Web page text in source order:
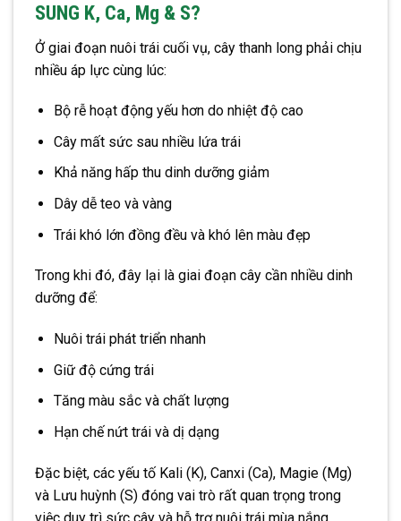
SUNG K, Ca, Mg & S?
Ở giai đoạn nuôi trái cuối vụ, cây thanh long phải chịu
nhiều áp lực cùng lúc:
Bộ rễ hoạt động yếu hơn do nhiệt độ cao
Cây mất sức sau nhiều lứa trái
Khả năng hấp thu dinh dưỡng giảm
Dây dễ teo và vàng
Trái khó lớn đồng đều và khó lên màu đẹp
Trong khi đó, đây lại là giai đoạn cây cần nhiều dinh
dưỡng để:
Nuôi trái phát triển nhanh
Giữ độ cứng trái
Tăng màu sắc và chất lượng
Hạn chế nứt trái và dị dạng
Đặc biệt, các yếu tố Kali (K), Canxi (Ca), Magie (Mg)
và Lưu huỳnh (S) đóng vai trò rất quan trọng trong